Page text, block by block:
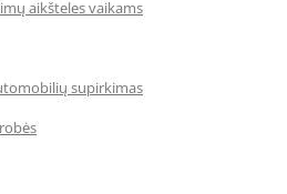
aikšteles vaikams
supirkimas